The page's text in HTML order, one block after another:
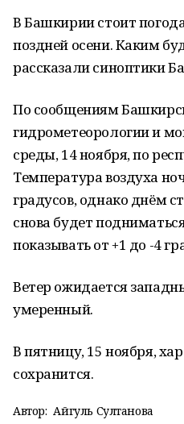
В Башкирии стоит
поздней осени. Каким
рассказали синоптики
По сообщениям
гидрометеорологии и
среды, 14 ноября, по
Температура воздуха
градусов, однако днём
снова будет
показывать от +1 до -4
Ветер ожидается
умеренный.
В пятницу, 15 ноября,
сохранится.
Автор: Айгуль Султанова